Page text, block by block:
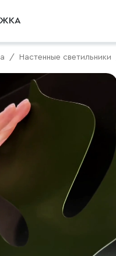
Настенные светильники